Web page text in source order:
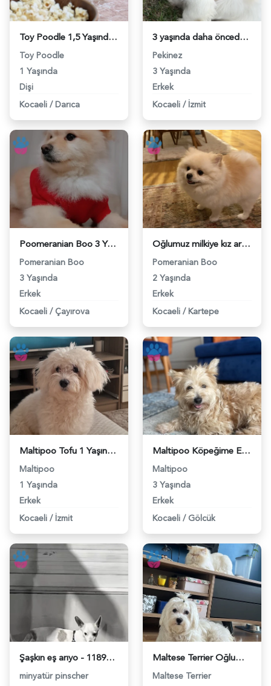
Toy Poodle 1,5 Yaşında Eş Arıyor - 118983719
Toy Poodle
1 Yaşında
Dişi
Kocaeli / Darıca
3 yaşında daha önceden hiç çifleşmedi - 118983427
Pekinez
3 Yaşında
Erkek
Kocaeli / İzmit
Poomeranian Boo 3 Yaşında Eş Arıyor - 118983415
Pomeranian Boo
3 Yaşında
Erkek
Kocaeli / Çayırova
Oğlumuz milkiye kız arıyoruz - 118983403
Pomeranian Boo
2 Yaşında
Erkek
Kocaeli / Kartepe
Maltipoo Tofu 1 Yaşında Eş Arıyor - 118983372
Maltipoo
1 Yaşında
Erkek
Kocaeli / İzmit
Maltipoo Köpeğime Eş Arıyorum 3 Yaşında - 118983309
Maltipoo
3 Yaşında
Erkek
Kocaeli / Gölcük
Şaşkın eş arıyo - 118983244
minyatür pinscher
Maltese Terrier Oğluma Eş arıyoruz - 118983033
Maltese Terrier